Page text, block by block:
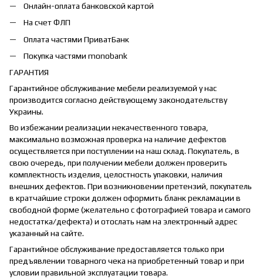
Онлайн-оплата банковской картой
На счет ФЛП
Оплата частями ПриватБанк
Покупка частями monobank
ГАРАНТИЯ
Гарантийное обслуживание мебели реализуемой у нас
производится согласно действующему законодательству
Украины.
Во избежании реализации некачественного товара,
максимально возможная проверка на наличие дефектов
осуществляется при поступлении на наш склад. Покупатель, в
свою очередь, при получении мебели должен проверить
комплектность изделия, целостность упаковки, наличия
внешних дефектов. При возникновении претензий, покупатель
в кратчайшие строки должен оформить бланк рекламации в
свободной форме (желательно с фотографией товара и самого
недостатка/дефекта) и отослать нам на электронный адрес
указанный на сайте.
Гарантийное обслуживание предоставляется только при
предъявлении товарного чека на приобретенный товар и при
условии правильной эксплуатации товара.